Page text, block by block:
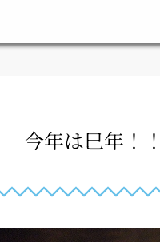
今年は巳年！！